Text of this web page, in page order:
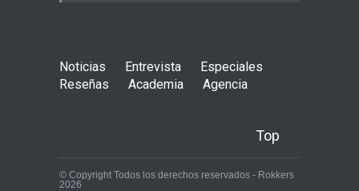
Noticias Entrevista
Especiales
Reseñas
Academia Agencia
Top
© Copyright Todos los derechos reservados - Rokkers
2026